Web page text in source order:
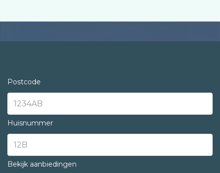
Postcode
Huisnummer
Bekijk aanbiedingen